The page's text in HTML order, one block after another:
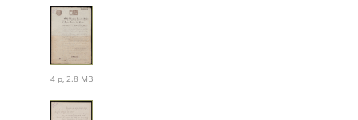
4 p, 2.8 MB